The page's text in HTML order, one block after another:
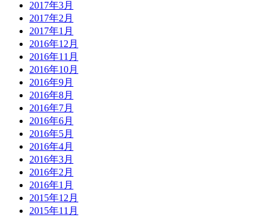
2017年3月
2017年2月
2017年1月
2016年12月
2016年11月
2016年10月
2016年9月
2016年8月
2016年7月
2016年6月
2016年5月
2016年4月
2016年3月
2016年2月
2016年1月
2015年12月
2015年11月